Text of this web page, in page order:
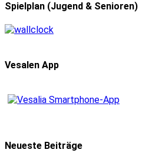
Spielplan (Jugend & Senioren)
Vesalen App
Neueste Beiträge